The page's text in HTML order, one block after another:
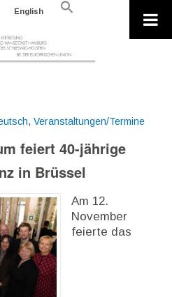
English
Search
, Veranstaltungen/Termine
feiert 40-jährige
in Brüssel
Am 12.
November
feierte das